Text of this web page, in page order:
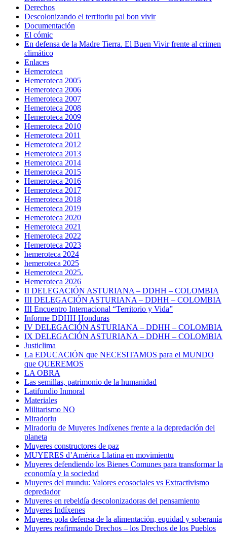
Derechos
Descolonizando el territoriu pal bon vivir
Documentación
El cómic
En defensa de la Madre Tierra. El Buen Vivir frente al crimen
climático
Enlaces
Hemeroteca
Hemeroteca 2005
Hemeroteca 2006
Hemeroteca 2007
Hemeroteca 2008
Hemeroteca 2009
Hemeroteca 2010
Hemeroteca 2011
Hemeroteca 2012
Hemeroteca 2013
Hemeroteca 2014
Hemeroteca 2015
Hemeroteca 2016
Hemeroteca 2017
Hemeroteca 2018
Hemeroteca 2019
Hemeroteca 2020
Hemeroteca 2021
Hemeroteca 2022
Hemeroteca 2023
hemeroteca 2024
hemeroteca 2025
Hemeroteca 2025.
Hemeroteca 2026
II DELEGACIÓN ASTURIANA – DDHH – COLOMBIA
III DELEGACIÓN ASTURIANA – DDHH – COLOMBIA
III Encuentro Internacional “Territorio y Vida”
Informe DDHH Honduras
IV DELEGACIÓN ASTURIANA – DDHH – COLOMBIA
IX DELEGACIÓN ASTURIANA – DDHH – COLOMBIA
Justiclima
La EDUCACIÓN que NECESITAMOS para el MUNDO
que QUEREMOS
LA OBRA
Las semillas, patrimonio de la humanidad
Latifundio Inmoral
Materiales
Militarismo NO
Miradoriu
Miradoriu de Muyeres Indíxenes frente a la depredación del
planeta
Muyeres constructores de paz
MUYERES d’América Llatina en movimientu
Muyeres defendiendo los Bienes Comunes para transformar la
economía y la sociedad
Muyeres del mundu: Valores ecosociales vs Extractivismo
depredador
Muyeres en rebeldía descolonizadoras del pensamiento
Muyeres Indíxenes
Muyeres pola defensa de la alimentación, equidad y soberanía
Muyeres reafirmando Drechos – los Drechos de los Pueblos